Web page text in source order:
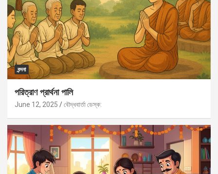
বন্দনা
পরিত্রাণ প্রার্থনা পালি
June 12, 2025 বৌদ্ধবার্তা ডেস্ক: